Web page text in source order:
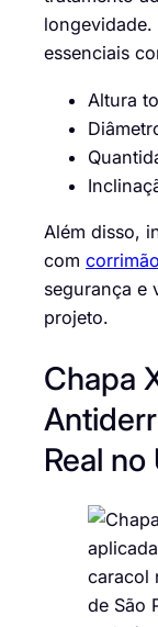
essenciais
Altura
Além disso,
com corrimão
segurança e
projeto.
Chapa
Real no